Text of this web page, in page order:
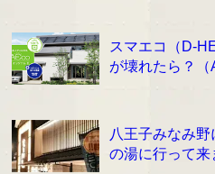
スマエコ（D-
が壊れたら？（
八王子みなみ
の湯に行って来